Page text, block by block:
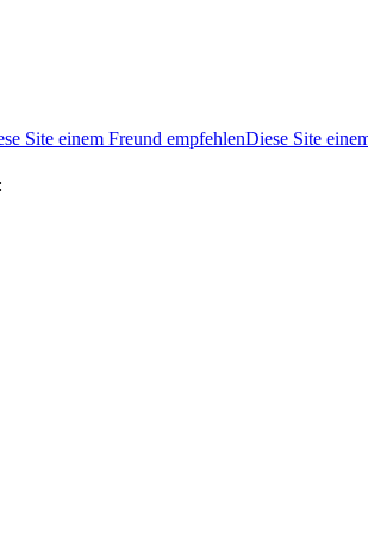
Diese Site